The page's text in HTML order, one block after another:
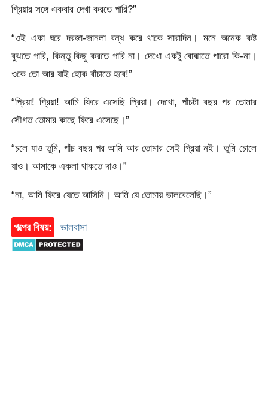
প্রিয়ার সঙ্গে একবার দেখা করতে পারি?”
“ওই একা ঘরে দরজা-জানলা বন্ধ করে থাকে সারাদিন। মনে অনেক কষ্ট
বুঝতে পারি, কিন্তু কিছু করতে পারি না। দেখো একটু বোঝাতে পারো কি-না।
ওকে তো আর যাই হোক বাঁচাতে হবে!”
“প্রিয়া! প্রিয়া! আমি ফিরে এসেছি প্রিয়া। দেখো, পাঁচটা বছর পর তোমার
সৌগত তোমার কাছে ফিরে এসেছে।”
“চলে যাও তুমি, পাঁচ বছর পর আমি আর তোমার সেই প্রিয়া নই। তুমি চোলে
যাও। আমাকে একলা থাকতে দাও।”
“না, আমি ফিরে যেতে আসিনি। আমি যে তোমায় ভালবেসেছি।”
গল্পের বিষয়: ভালবাসা